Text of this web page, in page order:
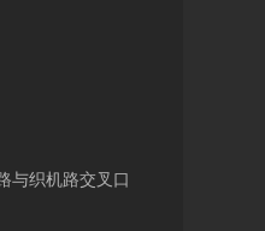
与织机路交叉口